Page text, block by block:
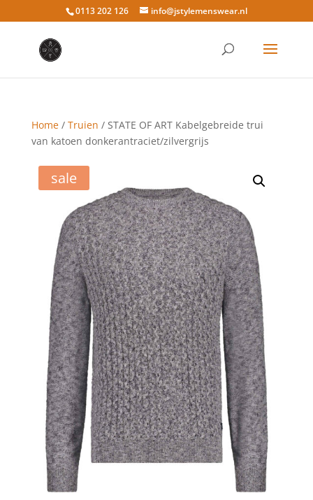
0113 202 126 info@jstylemenswear.nl
Home/ Truien / STATE OF ART Kabelgebreide trui
van katoen donkerantraciet/zilvergrijs
sale